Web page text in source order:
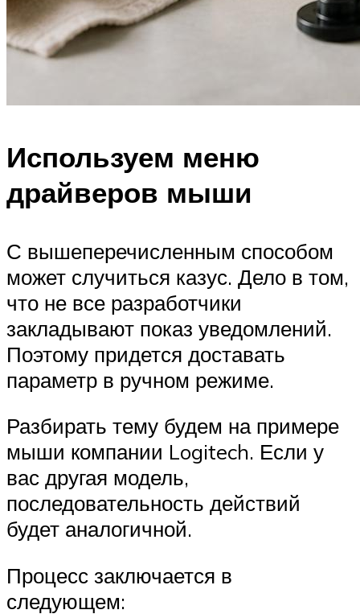
Используем меню
драйверов мыши
С вышеперечисленным способом
может случиться казус. Дело в том,
что не все разработчики
закладывают показ уведомлений.
Поэтому придется доставать
параметр в ручном режиме.
Разбирать тему будем на примере
мыши компании Logitech. Если у
вас другая модель,
последовательность действий
будет аналогичной.
Процесс заключается в
следующем: